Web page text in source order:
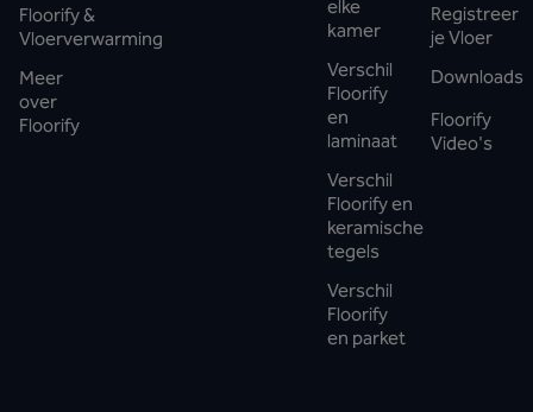
Floorify &
Vloerverwarming
Meer
over
Floorify
elke
kamer
Verschil
Floorify
en
laminaat
Verschil
Floorify en
keramische
tegels
Verschil
Floorify
en parket
Registreer
je Vloer
Downloads
Floorify
Video's